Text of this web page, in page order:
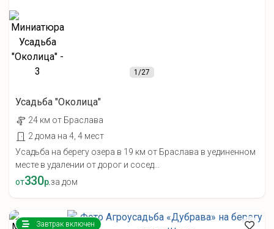
1/27
Усадьба "Околица"
24 км от Браслава
2 дома на 4, 4 мест
Усадьба на берегу озера в 19 км от Браслава в уединенном
месте в удалении от дорог и сосед...
от330р.за дом
Завтрак включен